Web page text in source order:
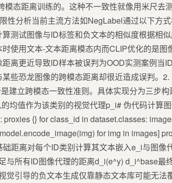
模态距离训练的。这种不一致性就像用米尺
性分析当前主流方法如NegLabel通过以下方
测试图像与ID标签和负文本的相似度根据相
使用文本-文本距离模态内而CLIP优化的是
离更近导致ID样本被误判为OOD实测案例当
些恐龙图像的跨模态距离却很近造成误判。
建立跨模态一致性准则。具体实现分为三步
均值作为该类别的视觉代理p_i# 伪代码计算
{} for class_id in dataset.classes:
for img in images]
距离对每个ID类别计算其文本嵌入e_i与图
与所有ID图像代理的距离d_i(e^y) d_i^base
觉引导的负文本生成仅靠静态文本库可能无